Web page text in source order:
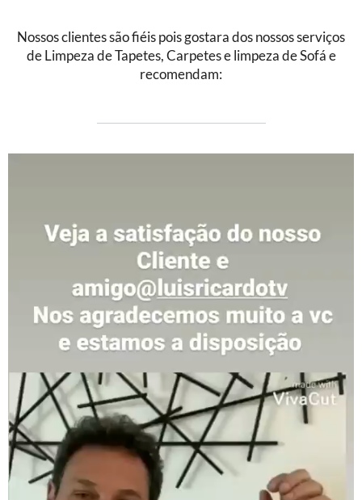
Nossos clientes são fiéis pois gostara dos nossos serviços
de Limpeza de Tapetes, Carpetes e limpeza de Sofá e
recomendam: